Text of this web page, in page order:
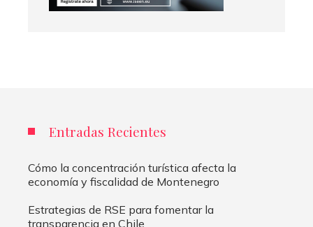
Entradas Recientes
Cómo la concentración turística afecta la
economía y fiscalidad de Montenegro
Estrategias de RSE para fomentar la
transparencia en Chile